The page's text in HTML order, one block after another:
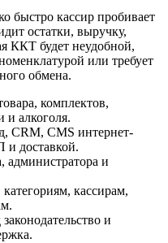
быстро кассир пробивает
остатки, выручку,
ККТ будет неудобной,
или требует
обмена.
комплектов,
и алкоголя.
CRM, CMS интернет-
и доставкой.
администратора и
кассирам,
и